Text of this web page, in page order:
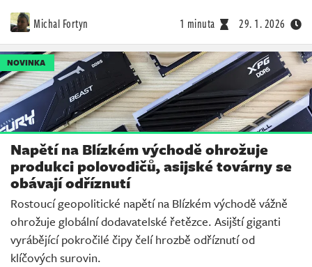
Michal Fortyn 1 minuta 29. 1. 2026
NOVINKA
Napětí na Blízkém východě ohrožuje
produkci polovodičů, asijské továrny se
obávají odříznutí
Rostoucí geopolitické napětí na Blízkém východě vážně
ohrožuje globální dodavatelské řetězce. Asijští giganti
vyrábějící pokročilé čipy čelí hrozbě odříznutí od
klíčových surovin.